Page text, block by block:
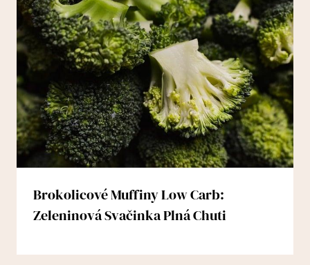
Brokolicové Muffiny Low Carb:
Zeleninová Svačinka Plná Chuti